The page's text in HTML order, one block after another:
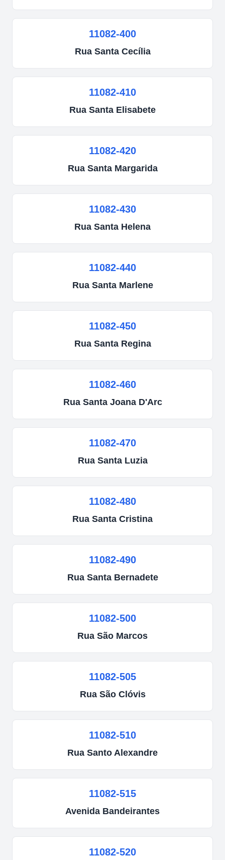
11082-400
Rua Santa Cecília
11082-410
Rua Santa Elisabete
11082-420
Rua Santa Margarida
11082-430
Rua Santa Helena
11082-440
Rua Santa Marlene
11082-450
Rua Santa Regina
11082-460
Rua Santa Joana D'Arc
11082-470
Rua Santa Luzia
11082-480
Rua Santa Cristina
11082-490
Rua Santa Bernadete
11082-500
Rua São Marcos
11082-505
Rua São Clóvis
11082-510
Rua Santo Alexandre
11082-515
Avenida Bandeirantes
11082-520